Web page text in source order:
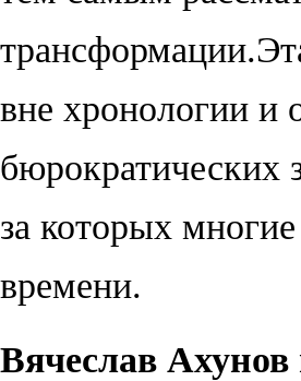
трансформации.
вне хронологии и
бюрократических
за которых
времени.
Вячеслав Ахунов